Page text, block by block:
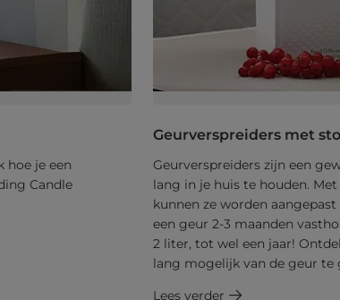
je een
Candle
Geurverspreiders met
Geurverspreiders zijn een
lang in je huis te houden.
kunnen ze worden
een geur 2-3 maanden
2 liter, tot wel een jaar!
lang mogelijk van de geur te
Lees verder